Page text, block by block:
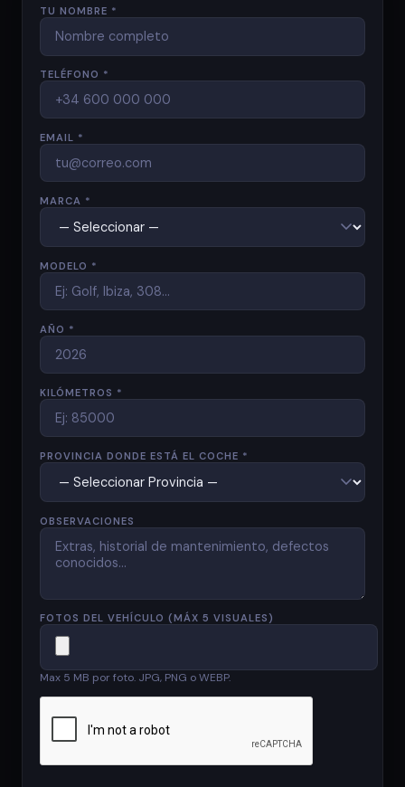
TU NOMBRE *
TELÉFONO *
EMAIL *
MARCA *
MODELO *
AÑO *
KILÓMETROS *
PROVINCIA DONDE ESTÁ EL COCHE *
OBSERVACIONES
FOTOS DEL VEHÍCULO (MÁX 5 VISUALES)
Max 5 MB por foto. JPG, PNG o WEBP.